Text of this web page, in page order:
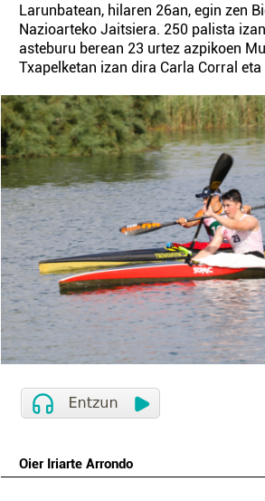
Larunbatean, hilaren 26an, egin zen
Nazioarteko Jaitsiera. 250 palista
asteburu berean 23 urtez azpikoen
Txapelketan izan dira Carla Corral eta
Oier Iriarte Arrondo